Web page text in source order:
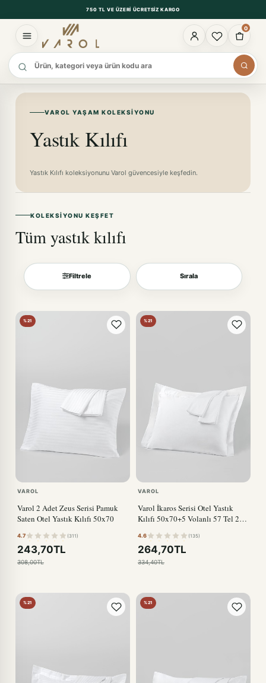
750 TL VE ÜZERI ÜCRETSIZ KARGO
0
Ürün ara
VAROL YAŞAM KOLEKSIYONU
Yastık Kılıfı
Yastık Kılıfı koleksiyonunu Varol güvencesiyle keşfedin.
KOLEKSIYONU KEŞFET
Tüm yastık kılıfı
Filtrele Sırala
Sırala
%21
VAROL
Varol 2 Adet Zeus Serisi Pamuk
Saten Otel Yastık Kılıfı 50x70
4.7 (311)
243,70TL
308,00TL
%21
VAROL
Varol İkaros Serisi Otel Yastık
Kılıfı 50x70+5 Volanlı 57 Tel 2
4.6 (135)
264,70TL
334,40TL
%21 %21